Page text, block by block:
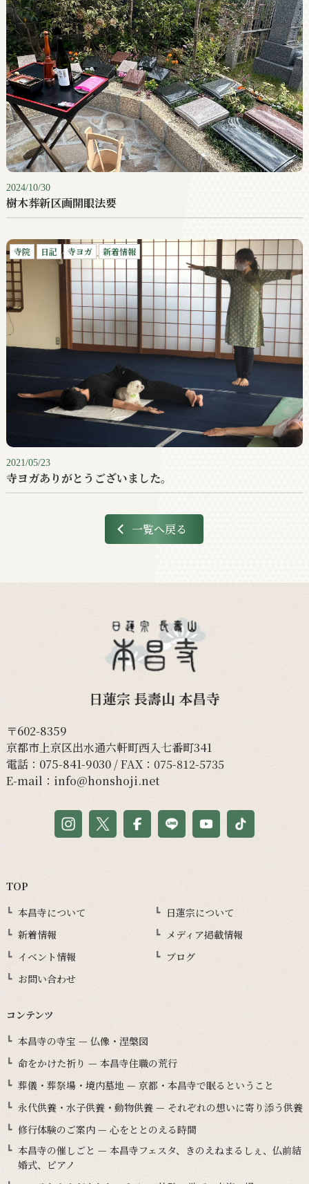
2024/10/30
樹木葬新区画開眼法要
寺院 日記 寺ヨガ 新着情報
2021/05/23
寺ヨガありがとうございました。
一覧へ戻る
日蓮宗 長壽山 本昌寺
〒602-8359
京都市上京区出水通六軒町西入七番町341
電話： 075-841-9030/ FAX：075-812-5735
E-mail： info@honshoji.net
TOP
本昌寺について
日蓮宗について
新着情報
メディア掲載情報
イベント情報
ブログ
お問い合わせ
コンテンツ
本昌寺の寺宝 — 仏像・涅槃図
命をかけた祈り — 本昌寺住職の荒行
葬儀・葬祭場・境内墓地 — 京都・本昌寺で眠るということ
永代供養・水子供養・動物供養 — それぞれの想いに寄り添う供養
修行体験のご案内 — 心をととのえる時間
本昌寺の催しごと — 本昌寺フェスタ、きのえねまるしぇ、仏前結
婚式、ピアノ